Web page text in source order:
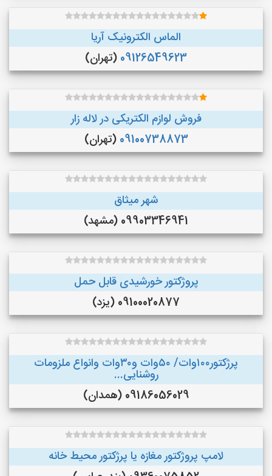
الماس الکترونیک آریا
09126549623 (تهران)
فروش لوازم الکتریکی در لاله زار
09100738873 (تهران)
شهر میثاق
09903346941 (مشهد)
پروژکتور خورشیدی قابل حمل
09100020877 (یزد)
پرژکتور۱۰۰وات/ ۵۰وات و۳۰وات وانواع ملزومات
روشنایی...
09186056029 (همدان)
لامپ پروژکتور مغازه یا پرژکتور محیط خانه